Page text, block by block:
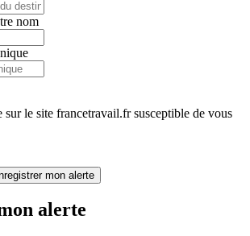
nom
le site francetravail.fr susceptible de vous
mon alerte
alerte